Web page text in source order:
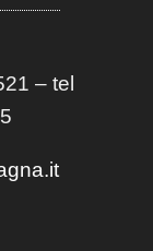
– tel